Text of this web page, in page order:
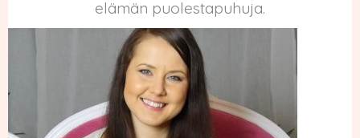
elämän puolestapuhuja.